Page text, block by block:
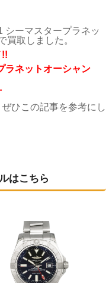
シーマスタープラネッ
買取しました。
!!
ラネットオーシャン
ひこの記事を参考にし
はこちら